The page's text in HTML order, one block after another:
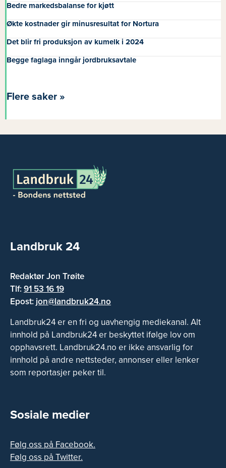
Bedre markedsbalanse for kjøtt
Økte kostnader gir minusresultat for Nortura
Det blir fri produksjon av kumelk i 2024
Begge faglaga inngår jordbruksavtale
Flere saker »
Landbruk 24
Redaktør Jon Trøite
Tlf:91 53 16 19
Epost: jon@landbruk24.no
Landbruk24 er en fri og uavhengig mediekanal. Alt
innhold på Landbruk24 er beskyttet ifølge lov om
opphavsrett. Landbruk24.no er ikke ansvarlig for
innhold på andre nettsteder, annonser eller lenker
som reportasjer peker til.
Sosiale medier
Følg oss på Facebook.
Følg oss på Twitter.